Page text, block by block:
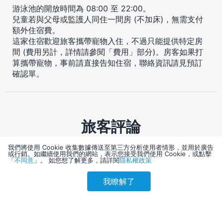
刷卡優惠 會員訂購
游泳池的開放時間為 08:00 至 22:00。
兒童若與父母或監護人同住一間房 (不加床)，無需支付
額外住宿費。
這家住宿歡迎旅客攜帶寵物入住，不過只能提供特定房
間 (費用另計，詳情請參閱「費用」部分)。房客如果打
算攜帶寵物，事前請直接告知住宿，聯絡資訊請見預訂
確認單。
旅客評論
4.0 不錯哦1015 則評論
4.2 4.2
我們將使用 Cookie 收集數據傳送至第三方分析使用者情形，並用於廣告
或行銷。如繼續使用我們的網站，表示您接受我們使用 Cookie，或點擊
「不同意 」。 如您想了解更多，請詳閱隱私權政策
我瞭解了